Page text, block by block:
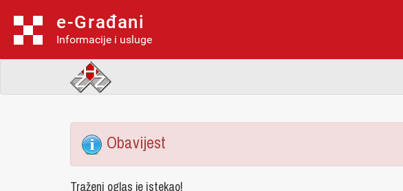
e-Građani
Informacije i usluge
Obavijest
Traženi oglas je istekao!